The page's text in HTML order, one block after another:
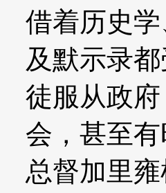
借着历史
及默示录
徒服从政
会，甚至
总督加里